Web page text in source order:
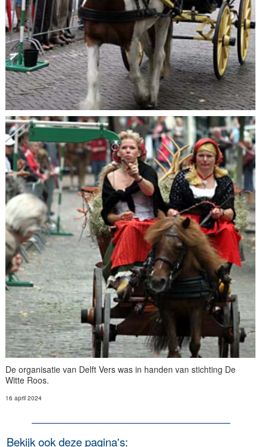
De organisatie van Delft Vers was in handen van stichting De
Witte Roos.
16 april 2024
Bekijk ook deze pagina's: